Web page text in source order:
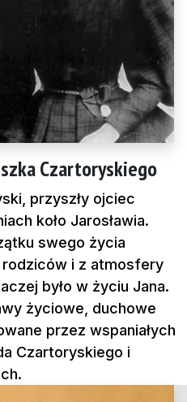
Czartoryskiego
przyszły ojciec
koło Jarosławia.
swego życia
i z atmosfery
było w życiu Jana.
życiowe, duchowe
przez wspaniałych
Czartoryskiego i